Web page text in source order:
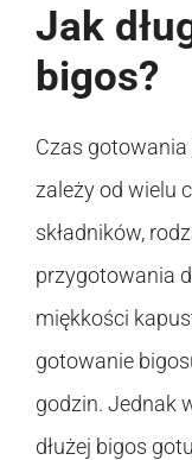
Jak
bigos?
Czas
zależy od wielu
składników,
przygotowania
miękkości
gotowanie
godzin. Jednak
dłużej bigos